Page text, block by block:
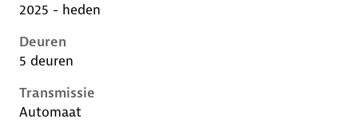
2025 - heden
Deuren
5 deuren
Transmissie
Automaat